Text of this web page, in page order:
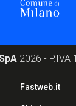
2026 - P.IVA
Fastweb.it